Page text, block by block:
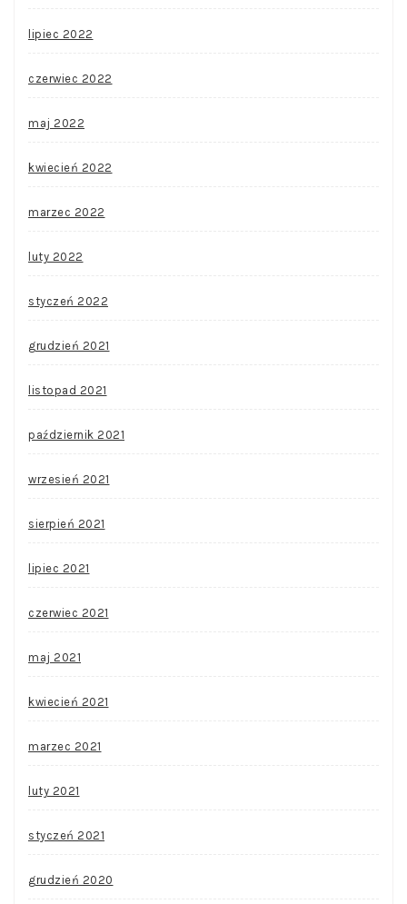
lipiec 2022
czerwiec 2022
maj 2022
kwiecień 2022
marzec 2022
luty 2022
styczeń 2022
grudzień 2021
listopad 2021
październik 2021
wrzesień 2021
sierpień 2021
lipiec 2021
czerwiec 2021
maj 2021
kwiecień 2021
marzec 2021
luty 2021
styczeń 2021
grudzień 2020